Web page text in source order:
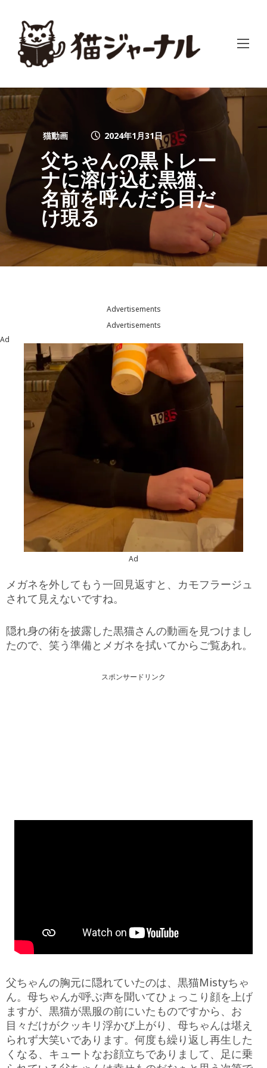
猫動画 2024年1月31日
父ちゃんの黒トレー
ナに溶け込む黒猫、
名前を呼んだら目だ
け現る
Advertisements
Advertisements
Ad
Ad
メガネを外してもう一回見返すと、カモフラージュ
されて見えないですね。
隠れ身の術を披露した黒猫さんの動画を見つけまし
たので、笑う準備とメガネを拭いてからご覧あれ。
スポンサードリンク
父ちゃんの胸元に隠れていたのは、黒猫Mistyちゃ
ん。母ちゃんが呼ぶ声を聞いてひょっこり顔を上げ
ますが、黒猫が黒服の前にいたものですから、お
目々だけがクッキリ浮かび上がり、母ちゃんは堪え
られず大笑いであります。何度も繰り返し再生した
くなる、キュートなお顔立ちでありまして、足に乗